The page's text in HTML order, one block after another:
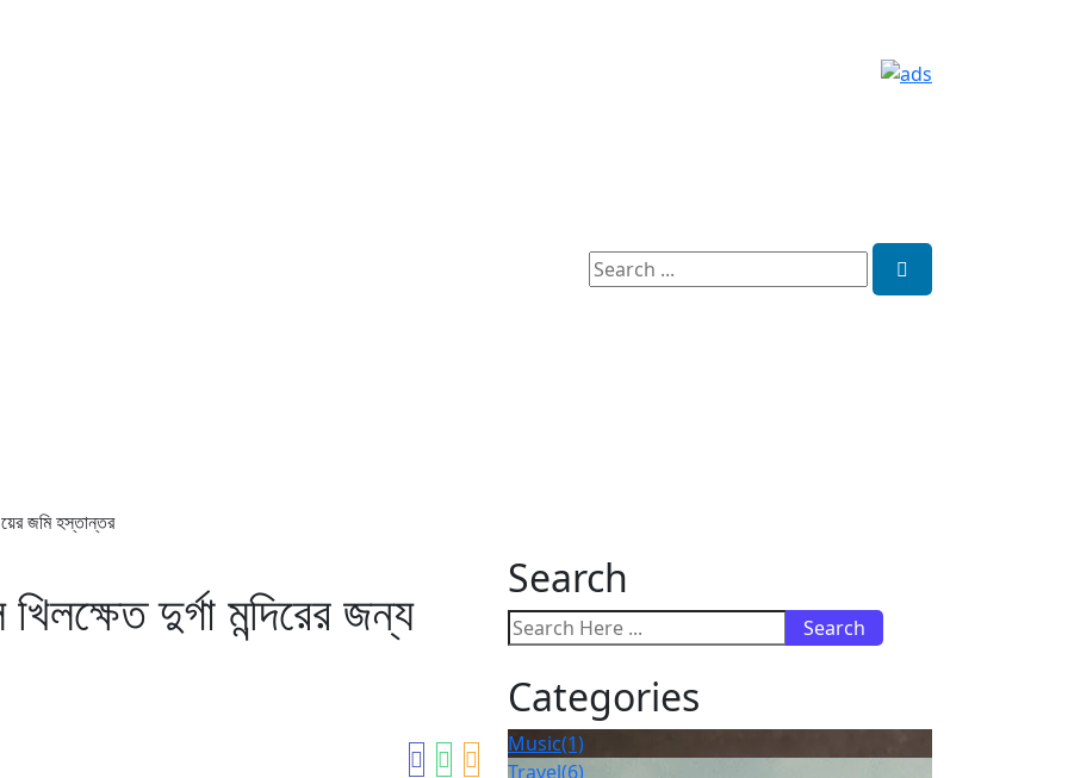
জমি হস্তান্তর
দুর্গা মন্দিরের জন্য
Search
Search
Categories
Music(1)
Travel(6)